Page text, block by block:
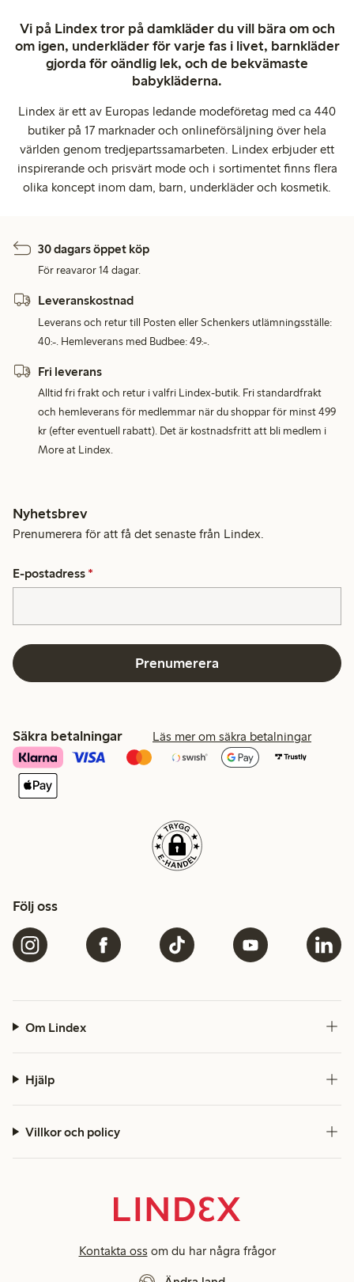
Vi på Lindex tror på damkläder du vill bära om och
om igen, underkläder för varje fas i livet, barnkläder
gjorda för oändlig lek, och de bekvämaste
babykläderna.
Lindex är ett av Europas ledande modeföretag med ca 440
butiker på 17 marknader och onlineförsäljning över hela
världen genom tredjepartssamarbeten. Lindex erbjuder ett
inspirerande och prisvärt mode och i sortimentet finns flera
olika koncept inom dam, barn, underkläder och kosmetik.
30 dagars öppet köp
För reavaror 14 dagar.
Leveranskostnad
Leverans och retur till Posten eller Schenkers utlämningsställe:
40:-. Hemleverans med Budbee: 49:-.
Fri leverans
Alltid fri frakt och retur i valfri Lindex-butik. Fri standardfrakt
och hemleverans för medlemmar när du shoppar för minst 499
kr (efter eventuell rabatt). Det är kostnadsfritt att bli medlem i
More at Lindex.
Nyhetsbrev
Prenumerera för att få det senaste från Lindex.
E-postadress *
Prenumerera
Säkra betalningar Läs mer om säkra betalningar
Följ oss
Om Lindex
Hjälp
Villkor och policy
Kontakta oss om du har några frågor